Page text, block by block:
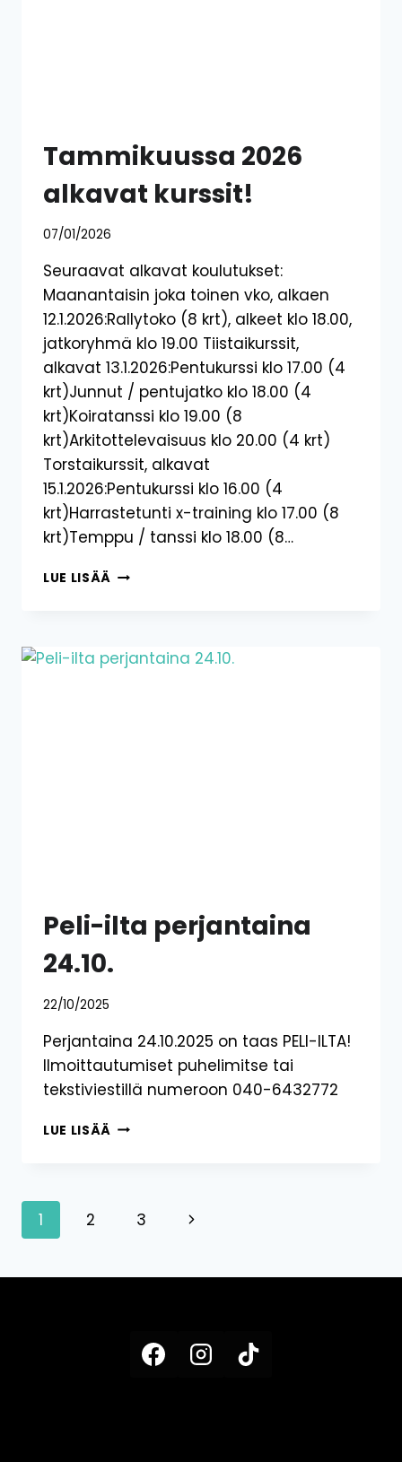
Tammikuussa 2026
alkavat kurssit!
07/01/2026
Seuraavat alkavat koulutukset:
Maanantaisin joka toinen vko, alkaen
12.1.2026:Rallytoko (8 krt), alkeet klo 18.00,
jatkoryhmä klo 19.00 Tiistaikurssit,
alkavat 13.1.2026:Pentukurssi klo 17.00 (4
krt)Junnut / pentujatko klo 18.00 (4
krt)Koiratanssi klo 19.00 (8
krt)Arkitottelevaisuus klo 20.00 (4 krt)
Torstaikurssit, alkavat
15.1.2026:Pentukurssi klo 16.00 (4
krt)Harrastetunti x-training klo 17.00 (8
krt)Temppu / tanssi klo 18.00 (8…
LUE LISÄÄ TAMMIKUUSSA
Peli-ilta perjantaina
24.10.
22/10/2025
Perjantaina 24.10.2025 on taas PELI-ILTA!
Ilmoittautumiset puhelimitse tai
tekstiviestillä numeroon 040-6432772
LUE LISÄÄ PELI-
Sivunavigointi
1 2 3
Seuraava